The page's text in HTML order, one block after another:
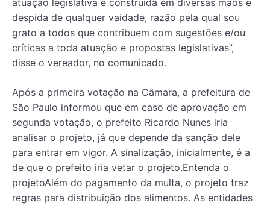
atuação legislativa é construída em diversas mãos e
despida de qualquer vaidade, razão pela qual sou
grato a todos que contribuem com sugestões e/ou
críticas a toda atuação e propostas legislativas”,
disse o vereador, no comunicado.
Após a primeira votação na Câmara, a prefeitura de
São Paulo informou que em caso de aprovação em
segunda votação, o prefeito Ricardo Nunes iria
analisar o projeto, já que depende da sanção dele
para entrar em vigor. A sinalização, inicialmente, é a
de que o prefeito iria vetar o projeto.Entenda o
projetoAlém do pagamento da multa, o projeto traz
regras para distribuição dos alimentos. As entidades